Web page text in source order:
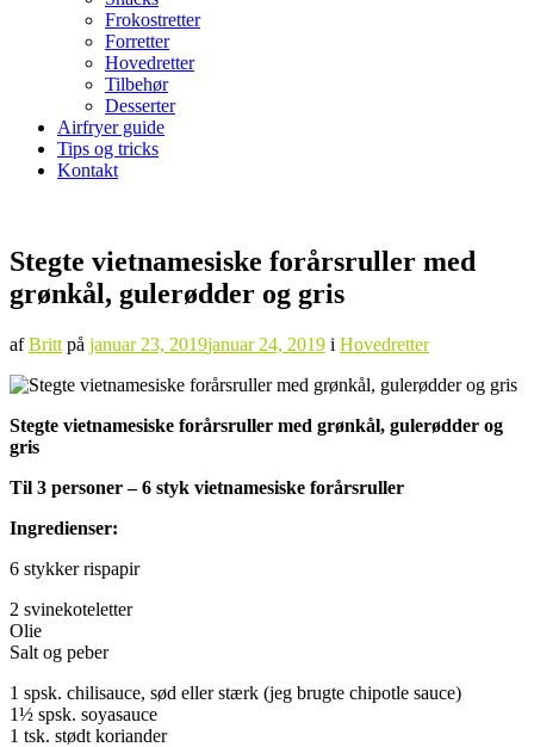
Frokostretter
Forretter
Hovedretter
Tilbehør
Desserter
Airfryer guide
Tips og tricks
Kontakt
Stegte vietnamesiske forårsruller med
grønkål, gulerødder og gris
afBritt på januar 23, 2019januar 24, 2019 i Hovedretter
Stegte vietnamesiske forårsruller med grønkål, gulerødder og
gris
Til 3 personer – 6 styk vietnamesiske forårsruller
Ingredienser:
6 stykker rispapir
2 svinekoteletter
Olie
Salt og peber
1 spsk. chilisauce, sød eller stærk (jeg brugte chipotle sauce)
1½ spsk. soyasauce
1 tsk. stødt koriander